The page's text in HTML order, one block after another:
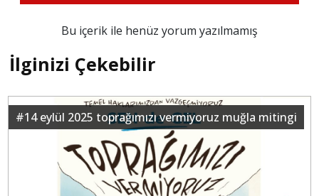
Bu içerik ile henüz yorum yazılmamış
İlginizi Çekebilir
#14 eylül 2025 toprağımızı vermiyoruz muğla mitingi